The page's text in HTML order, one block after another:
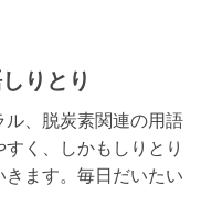
りとり
ル、脱炭素関連の用語
く、しかもしりとり
ます。毎日だいたい